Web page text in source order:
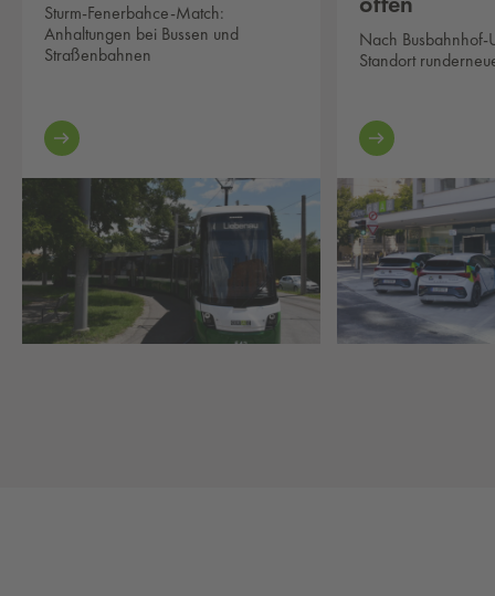
Sturm-Fenerbahce-Match:
Anhaltungen bei Bussen und
Straßenbahnen
Nach Busbahnhof-
Standort